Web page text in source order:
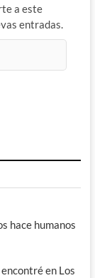
a este
entradas.
hace humanos
en Los